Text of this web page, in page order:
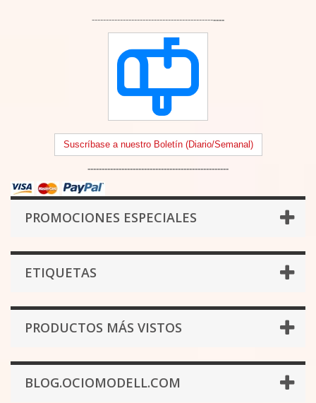
-----------------------------------------------
Suscríbase a nuestro Boletín (Diario/Semanal)
--------------------------------------------------
PROMOCIONES ESPECIALES
ETIQUETAS
PRODUCTOS MÁS VISTOS
BLOG.OCIOMODELL.COM